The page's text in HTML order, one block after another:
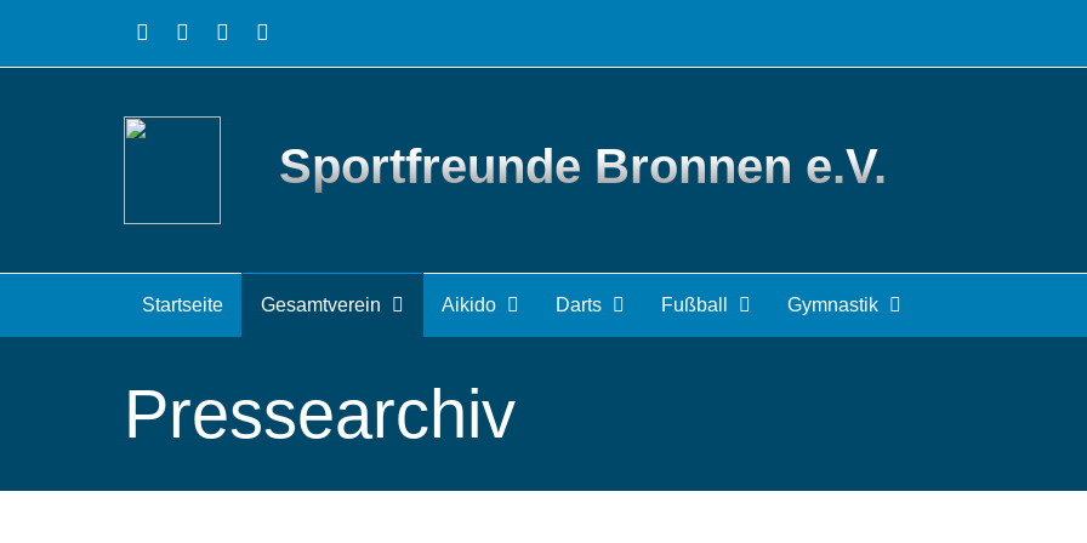
Sportfreunde Bronnen e.V.
Startseite Gesamtverein Aikido Darts Fußball Gymnastik
Pressearchiv